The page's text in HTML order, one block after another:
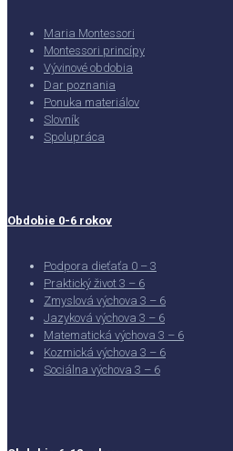
Maria Montessori
Montessori princípy
Vývinové obdobia
Dar poznania
Ponuka materiálov
Slovník
Spolupráca
Obdobie 0-6 rokov
Podpora dieťaťa 0 – 3
Praktický život 3 – 6
Zmyslová výchova 3 – 6
Jazyková výchova 3 – 6
Matematická výchova 3 – 6
Kozmická výchova 3 – 6
Sociálna výchova 3 – 6